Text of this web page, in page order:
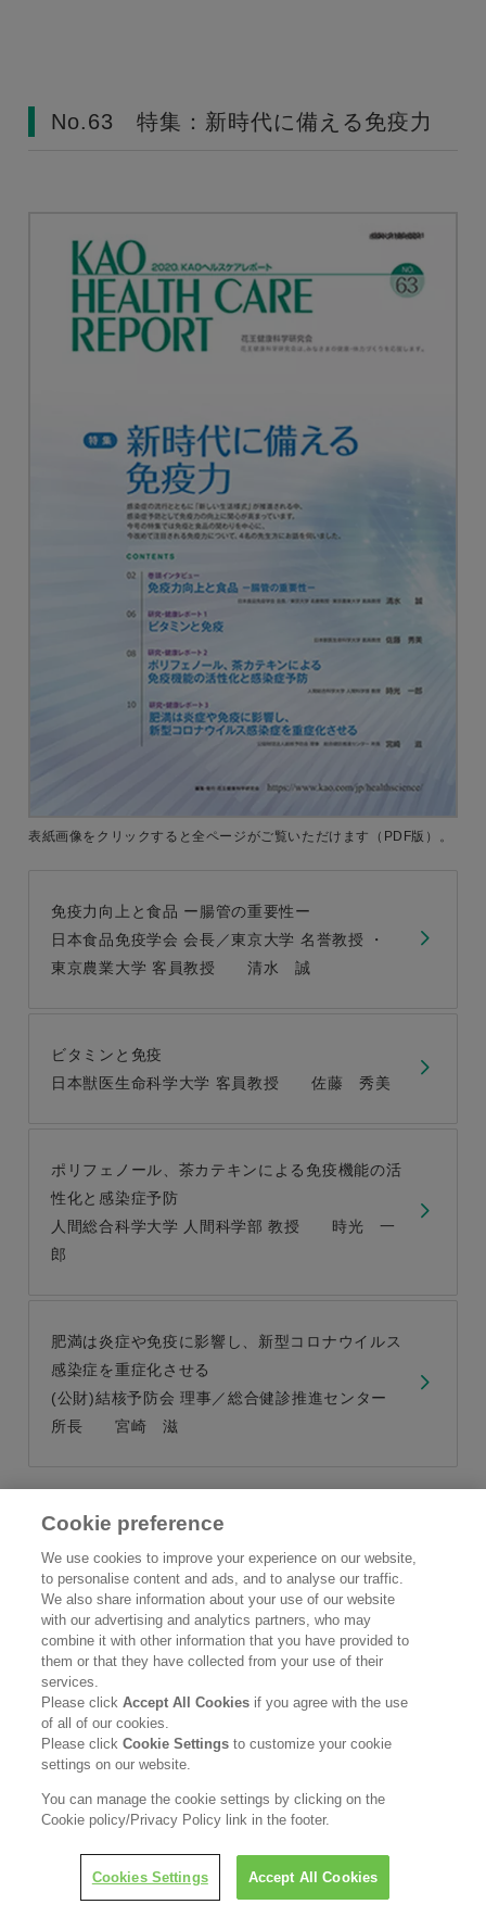
No.63 特集：新時代に備える免疫力
表紙画像をクリックすると全ページがご覧いただけます （PDF版）。
免疫力向上と食品 ー腸管の重要性ー
日本食品免疫学会 会長／東京大学 名誉教授 ・
東京農業大学 客員教授 清水 誠
ビタミンと免疫
日本獣医生命科学大学 客員教授 佐藤 秀美
ポリフェノール、茶カテキンによる免疫機能の活
性化と感染症予防
人間総合科学大学 人間科学部 教授 時光 一
郎
肥満は炎症や免疫に影響し、新型コロナウイルス
感染症を重症化させる
(公財)結核予防会 理事／総合健診推進センター
所長 宮崎 滋
No.62 特集：運動は豊かな人生を切り
拓く
Cookie preference
We use cookies to improve your experience on our website,
to personalise content and ads, and to analyse our traffic.
We also share information about your use of our website
with our advertising and analytics partners, who may
combine it with other information that you have provided to
them or that they have collected from your use of their
services.
Please clickAccept All Cookies if you agree with the use
of all of our cookies.
Please clickCookie Settingsto customize your cookie
settings on our website.
You can manage the cookie settings by clicking on the
Cookie policy/Privacy Policy link in the footer.
Cookies Settings Accept All Cookies